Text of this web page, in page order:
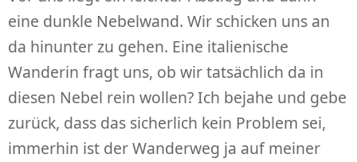
eine dunkle Nebelwand. Wir schicken uns an
da hinunter zu gehen. Eine italienische
Wanderin fragt uns, ob wir tatsächlich da in
diesen Nebel rein wollen? Ich bejahe und gebe
zurück, dass das sicherlich kein Problem sei,
immerhin ist der Wanderweg ja auf meiner